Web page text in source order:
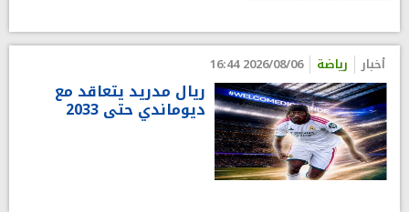
أخبار رياضة 2026/08/06 16:44
ريال مدريد يتعاقد مع
ديوماندي حتى 2033